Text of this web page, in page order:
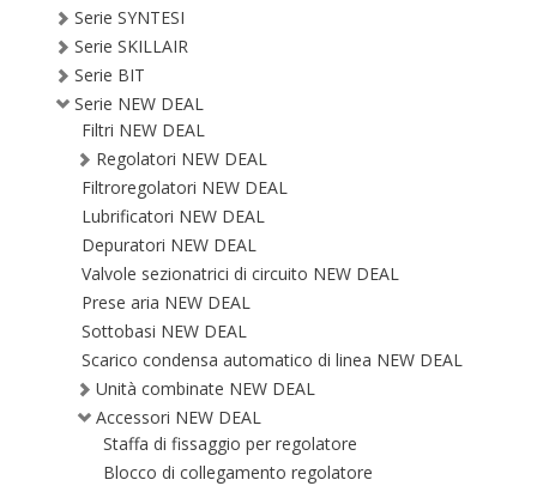
Serie SYNTESI
Serie SKILLAIR
Serie BIT
Serie NEW DEAL
Filtri NEW DEAL
Regolatori NEW DEAL
Filtroregolatori NEW DEAL
Lubrificatori NEW DEAL
Depuratori NEW DEAL
Valvole sezionatrici di circuito NEW DEAL
Prese aria NEW DEAL
Sottobasi NEW DEAL
Scarico condensa automatico di linea NEW DEAL
Unità combinate NEW DEAL
Accessori NEW DEAL
Staffa di fissaggio per regolatore
Blocco di collegamento regolatore